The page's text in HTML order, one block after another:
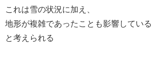
これは雪の状況に加え、
地形が複雑であったことも影響している
と考えられる